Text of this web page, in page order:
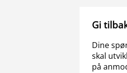
Gi
Dine
skal
på